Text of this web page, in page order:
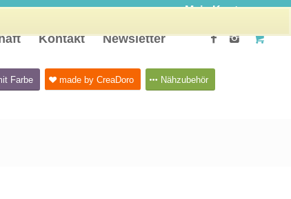
Mein Konto
Kontakt Newsletter
Farbe made by CreaDoro Nähzubehör